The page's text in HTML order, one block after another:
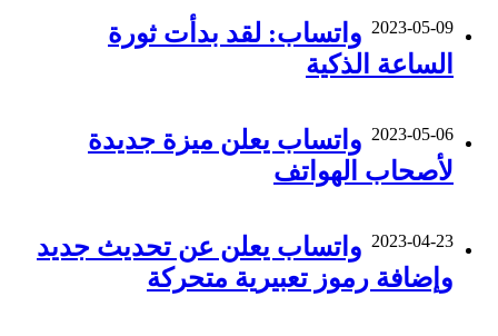
2023-05-09 واتساب: لقد بدأت ثورة
الساعة الذكية
2023-05-06 واتساب يعلن ميزة جديدة
لأصحاب الهواتف
2023-04-23 واتساب يعلن عن تحديث جديد
وإضافة رموز تعبيرية متحركة